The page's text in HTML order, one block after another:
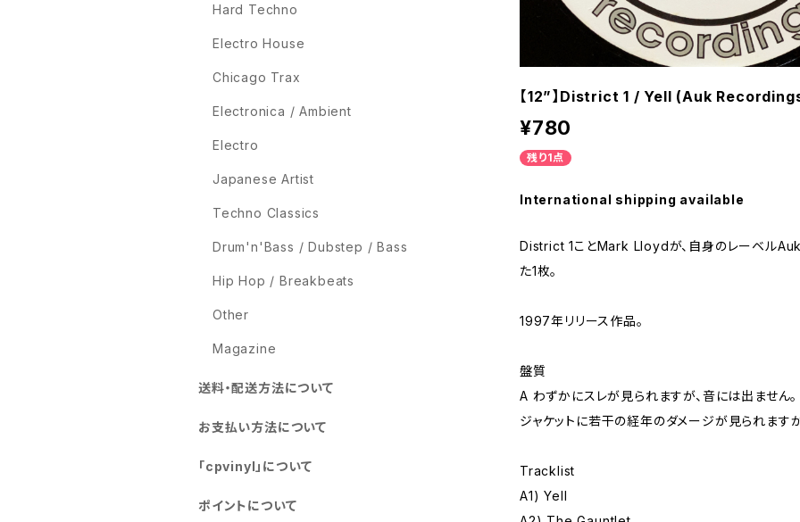
【12”】District 1 / Yell (Auk
¥780
残り1点
International shipping available
District 1ことMark Lloydが、自身のレーベル
た1枚。
1997年リリース作品。
盤質
A わずかにスレが見られますが、音には出ません。
ジャケットに若干の経年のダメージが見られます
Tracklist
A1) Yell
Hard Techno
Electro House
Chicago Trax
Electronica / Ambient
Electro
Japanese Artist
Techno Classics
Drum'n'Bass / Dubstep / Bass
Hip Hop / Breakbeats
Other
Magazine
送料・配送方法について
お支払い方法について
「cpvinyl」について
ポイントについて